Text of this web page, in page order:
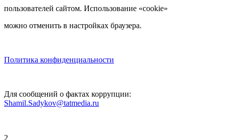
пользователей сайтом. Использование «cookie»
можно отменить в настройках браузера.
Политика конфиденциальности
Для сообщений о фактах коррупции:
Shamil.Sadykov@tatmedia.ru
2